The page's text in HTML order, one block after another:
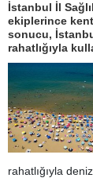
İstanbul İl
ekiplerince
sonucu,
rahatlığıyla
rahatlığıyla